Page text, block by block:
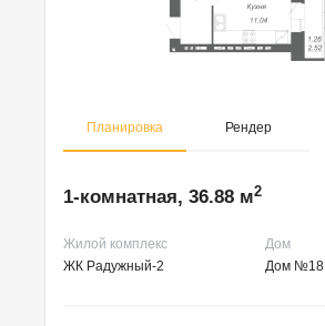
Планировка Рендер
1-комнатная, 36.88 м2
Жилой комплекс Дом
ЖК Радужный-2
Дом №18